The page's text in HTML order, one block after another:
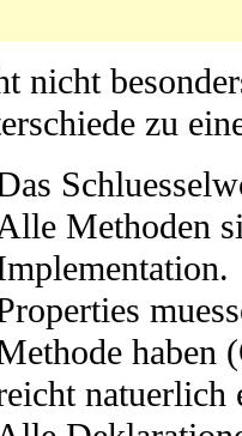
nicht
zu
Methoden
haben
natuerlich